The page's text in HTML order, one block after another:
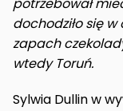
potrzebował
dochodziło się
zapach
wtedy Toruń.
Sylwia Dullin w